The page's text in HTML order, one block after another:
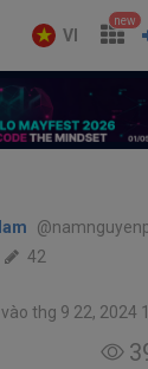
VI
new
42
thg 9 22, 2024